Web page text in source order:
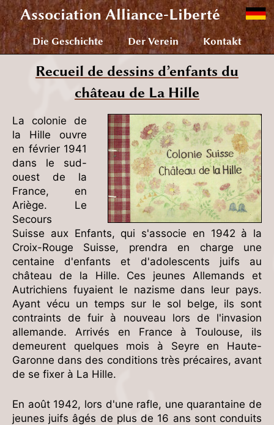
AssociationAlliance-Liberté
Die Geschichte Der Verein Kontakt
Recueil de dessins d’enfants du
château de La Hille
La colonie de
la Hille ouvre
en février 1941
dans le sud-
ouest de la
France, en
Ariège. Le
Secours
Suisse aux Enfants, qui s'associe en 1942 à la
Croix-Rouge Suisse, prendra en charge une
centaine d'enfants et d'adolescents juifs au
château de la Hille. Ces jeunes Allemands et
Autrichiens fuyaient le nazisme dans leur pays.
Ayant vécu un temps sur le sol belge, ils sont
contraints de fuir à nouveau lors de l'invasion
allemande. Arrivés en France à Toulouse, ils
demeurent quelques mois à Seyre en Haute-
Garonne dans des conditions très précaires, avant
de se fixer à La Hille.
En août 1942, lors d'une rafle, une quarantaine de
jeunes juifs âgés de plus de 16 ans sont conduits